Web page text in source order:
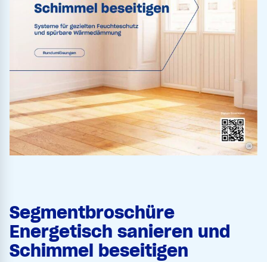
Segmentbroschüre
Energetisch sanieren und
Schimmel beseitigen
©